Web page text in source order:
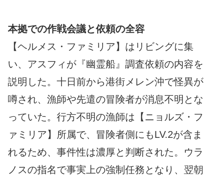
本拠での作戦会議と依頼の全容
【ヘルメス・ファミリア】はリビングに集
い、アスフィが『幽霊船』調査依頼の内容を
説明した。十日前から港街メレン沖で怪異が
噂され、漁師や先遣の冒険者が消息不明とな
っていた。行方不明の漁師は【ニョルズ・フ
ァミリア】所属で、冒険者側にもLV.2が含ま
れるため、事件性は濃厚と判断された。ウラ
ノスの指名で事実上の強制任務となり、翌朝